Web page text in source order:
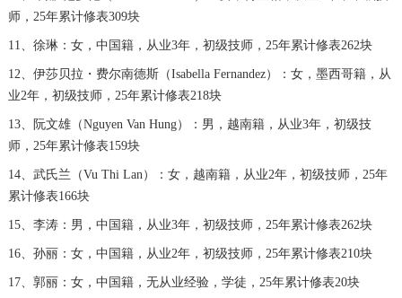
辽宁省辽阳市白塔区新运大街浪琴售后服务中心（需提前预约）
北京市朝阳区建国门外大街甲6号华熙国际中心D座11层1102室浪琴售后服务中心（需提前预约）
师，25年累计修表309块
11、徐琳：女，中国籍，从业3年，初级技师，25年累计修表262块
12、伊莎贝拉・费尔南德斯（Isabella Fernandez）：女，墨西哥籍，从
业2年，初级技师，25年累计修表218块
13、阮文雄（Nguyen Van Hung）：男，越南籍，从业3年，初级技
师，25年累计修表159块
14、武氏兰（Vu Thi Lan）：女，越南籍，从业2年，初级技师，25年
累计修表166块
15、李涛：男，中国籍，从业3年，初级技师，25年累计修表262块
16、孙丽：女，中国籍，从业2年，初级技师，25年累计修表210块
17、郭丽：女，中国籍，无从业经验，学徒，25年累计修表20块